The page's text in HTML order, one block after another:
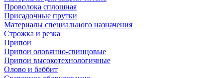
Проволока сплошная
Присадочные прутки
Материалы специального назначения
Строжка и резка
Припои
Припои оловянно-свинцовые
Припои высокотехнологичные
Олово и баббит